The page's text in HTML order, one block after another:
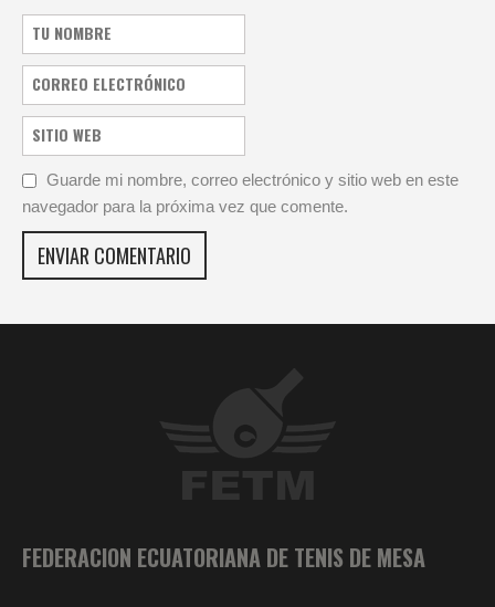
Guarde mi nombre, correo electrónico y sitio web en este
navegador para la próxima vez que comente.
FEDERACION ECUATORIANA DE TENIS DE MESA